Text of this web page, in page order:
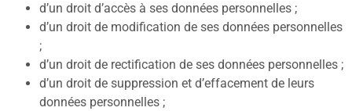
d’un droit d’accès à ses données personnelles ;
d’un droit de modification de ses données personnelles
;
d’un droit de rectification de ses données personnelles ;
d’un droit de suppression et d’effacement de leurs
données personnelles ;